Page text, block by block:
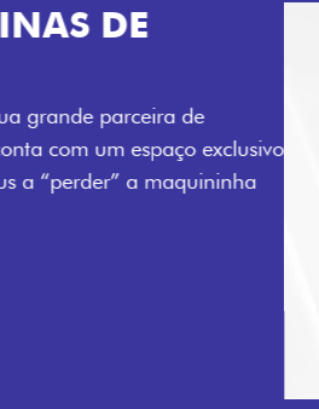
CHAVE COM
Agora, a chave da sua nova
distância, e não mais somente
esse que trazem ainda mais